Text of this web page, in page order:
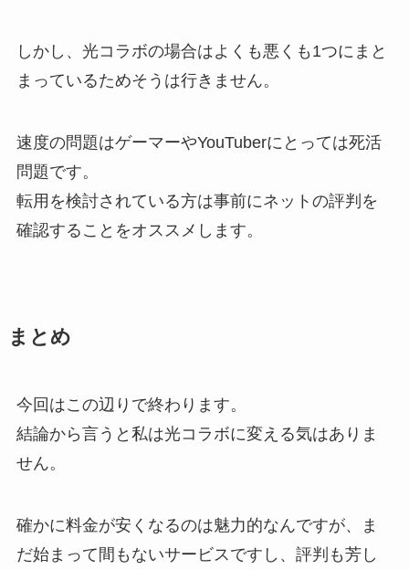
しかし、光コラボの場合はよくも悪くも1つにまと
まっているためそうは行きません。
速度の問題はゲーマーやYouTuberにとっては死活
問題です。
転用を検討されている方は事前にネットの評判を
確認することをオススメします。
まとめ
今回はこの辺りで終わります。
結論から言うと私は光コラボに変える気はありま
せん。
確かに料金が安くなるのは魅力的なんですが、ま
だ始まって間もないサービスですし、評判も芳し